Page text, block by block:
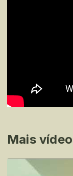
Mais